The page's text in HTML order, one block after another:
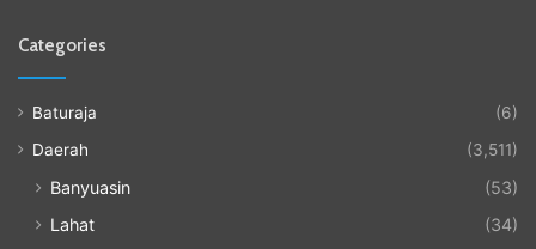
Categories
Baturaja
(6)
Daerah
(3,511)
Banyuasin
(53)
Lahat
(34)